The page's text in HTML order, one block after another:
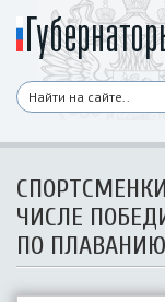
ЧИСЛЕ
ПО ПЛАВАНИЮ